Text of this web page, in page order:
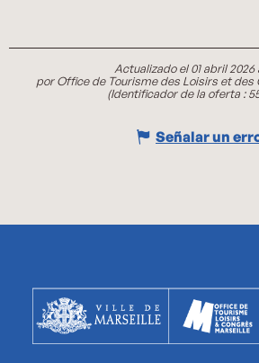
Actualizado el 01 abril 2026
por Office de Tourisme des Loisirs et des
(Identificador de la oferta :
Señalar un